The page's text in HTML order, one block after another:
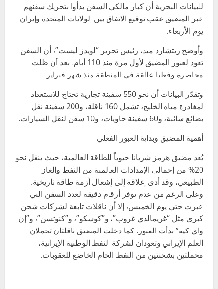
للبيانات البحرية أن كبار مالكي السفن بدأوا بتحريك سفنهم
عبر المضيق عقب توقيع الاتفاق بين الولايات المتحدة وإيران
يوم الأربعاء.
وأوضح ريتشارد ميد، رئيس تحرير “لويدز ليست”، أن السفن
تعود لعبور المضيق لأول مرة منذ 110 أيام، بعد أن ظلت
محاصرة وفعليا عالقة في المنطقة منذ شهر فبراير.
وتقدّر البيانات أن نحو 550 سفينة تجارية تحتاج للاستعداد
لمغادرة مياه الخليج، تشمل 160 ناقلة، و200 سفينة نقل
بضائع سائبة، و60 سفينة حاويات، و10 سفن لنقل السيارات.
أهمية المضيق وبداية العبور الفعلي
يُعد مضيق هرمز شريانا حيوياً للطاقة العالمية، حيث ينقل نحو
20% من إجمالي الإمدادات العالمية من النفط والغاز
الطبيعي، وقد أدى إغلاقه إلى إشعال أزمة طاقة تاريخية.
وعلى الرغم من عدم توفر أرقام دقيقة لعدد السفن التي
عبرت حتى يوم الخميس، إلا أن ناقلات تابعة لشركات شحن
كبرى مثل “غريمالدي غروب”، و”كوسكو”، و”كنوتسن”، و”إن
واي كيه” بدأت العبور. كما دخلت المضيق ناقلتان تحملان
العلم الإيراني وتعودان لشركة النفط الوطنية الإيرانية،
محملتين بشحنتين من النفط الخام الخاضع للعقوبات.